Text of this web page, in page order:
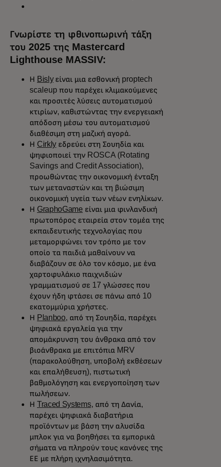
Γνωρίστε τη φθινοπωρινή τάξη
του 2025 της Mastercard
Lighthouse MASSIV:
Η Bislyείναι μια εσθονική proptech
scaleup που παρέχει κλιμακούμενες
και προσιτές λύσεις αυτοματισμού
κτιρίων, καθιστώντας την ενεργειακή
απόδοση μέσω του αυτοματισμού
διαθέσιμη στη μαζική αγορά.
Η Cirkly εδρεύει στη Σουηδία και
ψηφιοποιεί την ROSCA (Rotating
Savings and Credit Association),
προωθώντας την οικονομική ένταξη
των μεταναστών και τη βιώσιμη
οικονομική υγεία των νέων ενηλίκων.
Η GraphoGame είναι μια φινλανδική
πρωτοπόρος εταιρεία στον τομέα της
εκπαιδευτικής τεχνολογίας που
μεταμορφώνει τον τρόπο με τον
οποίο τα παιδιά μαθαίνουν να
διαβάζουν σε όλο τον κόσμο, με ένα
χαρτοφυλάκιο παιχνιδιών
γραμματισμού σε 17 γλώσσες που
έχουν ήδη φτάσει σε πάνω από 10
εκατομμύρια χρήστες.
Η Planboo, από τη Σουηδία, παρέχει
ψηφιακά εργαλεία για την
απομάκρυνση του άνθρακα από τον
βιοάνθρακα με επιτόπια MRV
(παρακολούθηση, υποβολή εκθέσεων
και επαλήθευση), πιστωτική
βαθμολόγηση και ενεργοποίηση των
πωλήσεων.
Η Traced Systems, από τη Δανία,
παρέχει ψηφιακά διαβατήρια
προϊόντων με βάση την αλυσίδα
μπλοκ για να βοηθήσει τα εμπορικά
σήματα να πληρούν τους κανόνες της
ΕΕ με πλήρη ιχνηλασιμότητα.